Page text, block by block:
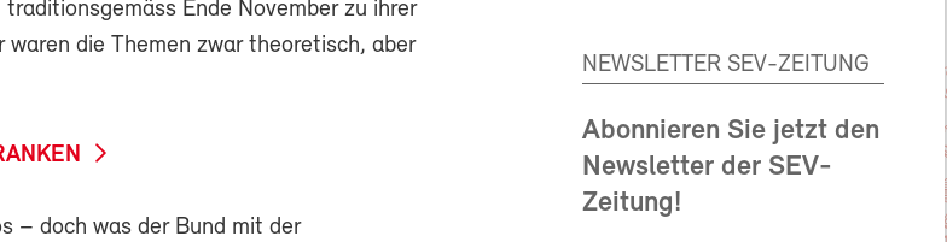
Ende November zu ihrer
waren die Themen zwar theoretisch, aber
– doch was der Bund mit der
NEWSLETTER SEV-ZEITUNG
Abonnieren Sie jetzt den
Newsletter der SEV-
Zeitung!